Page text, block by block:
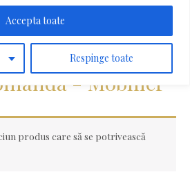
Respinge toate
Accepta toate
- Mobilier
- Mobilier
produs care să se potrivească